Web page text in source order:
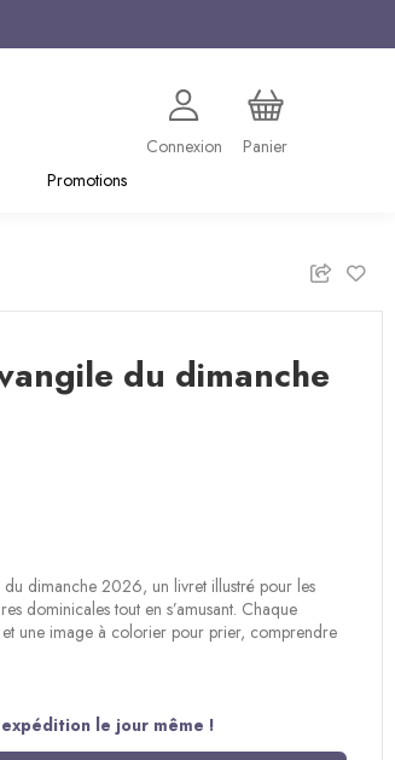
Connexion
Panier
Promotions
du dimanche
du dimanche 2026, un livret illustré pour les
dominicales tout en s’amusant. Chaque
et une image à colorier pour prier, comprendre
le jour même !